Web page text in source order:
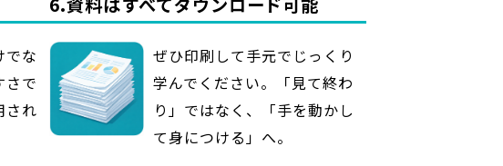
でな
さで
され
ぜひ印刷して手元でじっくり
学んでください。「見て終わ
り」ではなく、「手を動かし
て身につける」へ。